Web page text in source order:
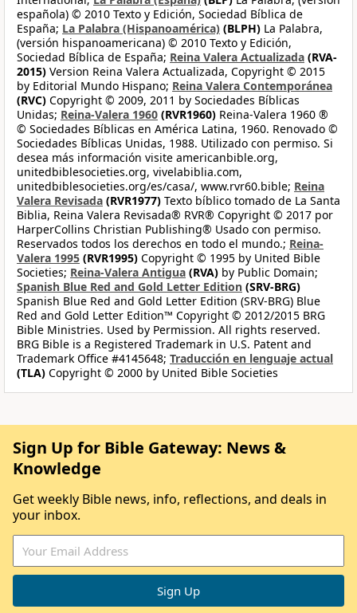
española) © 2010 Texto y Edición, Sociedad Bíblica de
España; La Palabra (Hispanoamérica) (BLPH) La Palabra,
(versión hispanoamericana) © 2010 Texto y Edición,
Sociedad Bíblica de España; Reina Valera Actualizada (RVA-
2015) Version Reina Valera Actualizada, Copyright © 2015
by Editorial Mundo Hispano; Reina Valera Contemporánea
(RVC) Copyright © 2009, 2011 by Sociedades Bíblicas
Unidas; Reina-Valera 1960 (RVR1960) Reina-Valera 1960 ®
© Sociedades Bíblicas en América Latina, 1960. Renovado ©
Sociedades Bíblicas Unidas, 1988. Utilizado con permiso. Si
desea más información visite americanbible.org,
unitedbiblesocieties.org, vivelabiblia.com,
unitedbiblesocieties.org/es/casa/, www.rvr60.bible; Reina
Valera Revisada (RVR1977) Texto bíblico tomado de La Santa
Biblia, Reina Valera Revisada® RVR® Copyright © 2017 por
HarperCollins Christian Publishing® Usado con permiso.
Reservados todos los derechos en todo el mundo.; Reina-
Valera 1995 (RVR1995) Copyright © 1995 by United Bible
Societies; Reina-Valera Antigua (RVA) by Public Domain;
Spanish Blue Red and Gold Letter Edition (SRV-BRG)
Spanish Blue Red and Gold Letter Edition (SRV-BRG) Blue
Red and Gold Letter Edition™ Copyright © 2012/2015 BRG
Bible Ministries. Used by Permission. All rights reserved.
BRG Bible is a Registered Trademark in U.S. Patent and
Trademark Office #4145648; Traducción en lenguaje actual
(TLA) Copyright © 2000 by United Bible Societies
Sign Up for Bible Gateway: News &
Knowledge
Get weekly Bible news, info, reflections, and deals in
your inbox.